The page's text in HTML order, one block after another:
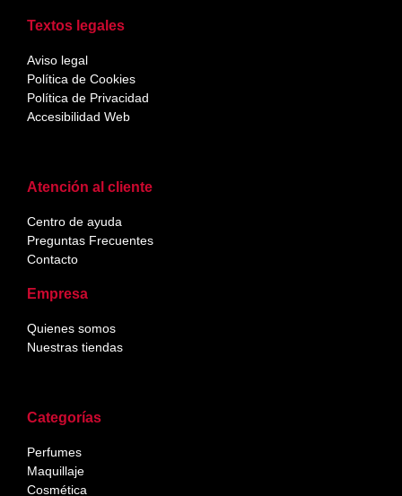
Categorías
Perfumes
Maquillaje
Cosmética
Atención al cliente
Centro de ayuda
Preguntas Frecuentes
Contacto
Empresa
Quienes somos
Nuestras tiendas
Textos legales
Aviso legal
Política de Cookies
Política de Privacidad
Accesibilidad Web